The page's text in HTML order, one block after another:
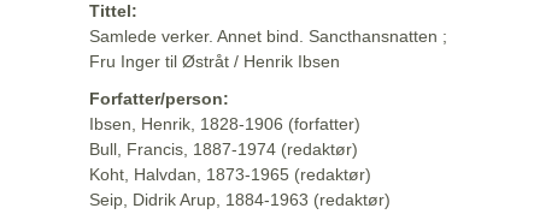
Tittel:
Samlede verker. Annet bind. Sancthansnatten ;
Fru Inger til Østråt / Henrik Ibsen
Forfatter/person:
Ibsen, Henrik, 1828-1906 (forfatter)
Bull, Francis, 1887-1974 (redaktør)
Koht, Halvdan, 1873-1965 (redaktør)
Seip, Didrik Arup, 1884-1963 (redaktør)